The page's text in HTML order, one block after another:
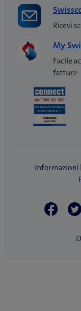
Ricevi
My
Facile
fatture